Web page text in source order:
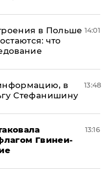
в Польше
что
14:01
в
Стефанишину
13:48
Гвинеи-
13:16